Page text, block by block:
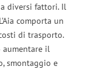
diversi fattori. Il
comporta un
di trasporto.
il
smontaggio e